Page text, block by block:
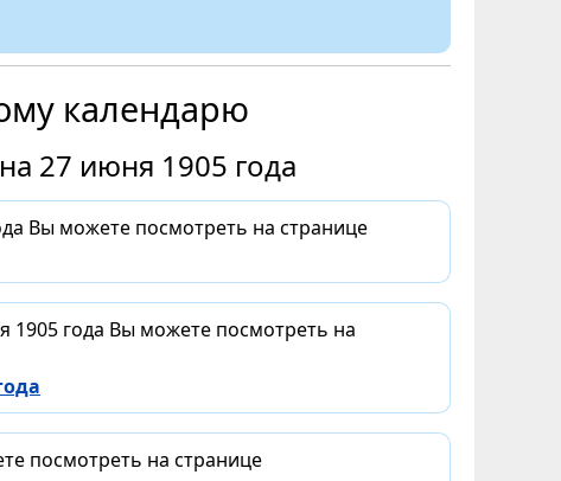
календарю
27 июня 1905 года
Вы можете посмотреть на странице
1905 года Вы можете посмотреть на
посмотреть на странице